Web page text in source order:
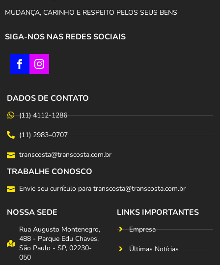
MUDANÇA, CARINHO E RESPEITO PELOS SEUS BENS
SIGA-NOS NAS REDES SOCIAIS
DADOS DE CONTATO
(11) 4112-1286
(11) 2983–0707
transcosta@transcosta.com.br
TRABALHE CONOSCO
Envie seu currículo para transcosta@transcosta.com.br
NOSSA SEDE
Rua Augusto Montenegro,
488 - Parque Edu Chaves,
São Paulo - SP, 02230-
050
LINKS IMPORTANTES
Empresa
Últimas Notícias